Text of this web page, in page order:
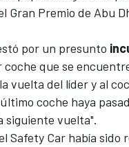
Gran Premio de Abu
por un presunto
que se
vuelta del líder y al
coche haya
siguiente vuelta".
Safety Car había